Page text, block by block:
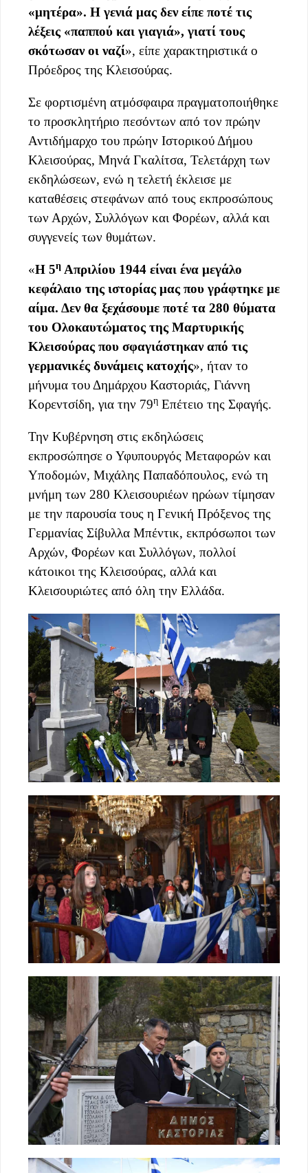
«μητέρα». Η γενιά μας δεν είπε ποτέ τις
λέξεις «παππού και γιαγιά», γιατί τους
σκότωσαν οι ναζί», είπε χαρακτηριστικά ο
Πρόεδρος της Κλεισούρας.
Σε φορτισμένη ατμόσφαιρα πραγματοποιήθηκε
το προσκλητήριο πεσόντων από τον πρώην
Αντιδήμαρχο του πρώην Ιστορικού Δήμου
Κλεισούρας, Μηνά Γκαλίτσα, Τελετάρχη των
εκδηλώσεων, ενώ η τελετή έκλεισε με
καταθέσεις στεφάνων από τους εκπροσώπους
των Αρχών, Συλλόγων και Φορέων, αλλά και
συγγενείς των θυμάτων.
«Η 5η Απριλίου 1944 είναι ένα μεγάλο
κεφάλαιο της ιστορίας μας που γράφτηκε με
αίμα. Δεν θα ξεχάσουμε ποτέ τα 280 θύματα
του Ολοκαυτώματος της Μαρτυρικής
Κλεισούρας που σφαγιάστηκαν από τις
γερμανικές δυνάμεις κατοχής», ήταν το
μήνυμα του Δημάρχου Καστοριάς, Γιάννη
Κορεντσίδη, για την 79η Επέτειο της Σφαγής.
Την Κυβέρνηση στις εκδηλώσεις
εκπροσώπησε ο Υφυπουργός Μεταφορών και
Υποδομών, Μιχάλης Παπαδόπουλος, ενώ τη
μνήμη των 280 Κλεισουριέων ηρώων τίμησαν
με την παρουσία τους η Γενική Πρόξενος της
Γερμανίας Σίβυλλα Μπέντικ, εκπρόσωποι των
Αρχών, Φορέων και Συλλόγων, πολλοί
κάτοικοι της Κλεισούρας, αλλά και
Κλεισουριώτες από όλη την Ελλάδα.